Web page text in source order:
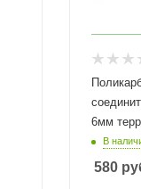
6мм
В
580